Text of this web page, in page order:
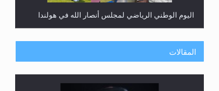
اليوم الوطني الرياضي لمجلس أنصار الله في هولندا
المقالات